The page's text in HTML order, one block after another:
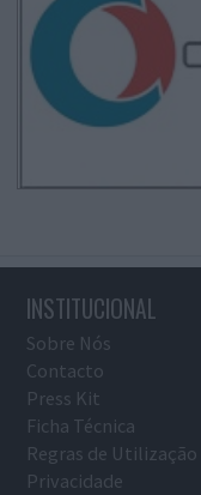
INSTITUCIONAL
Sobre Nós
Contacto
Press Kit
Ficha Técnica
Regras de Utilização
Privacidade